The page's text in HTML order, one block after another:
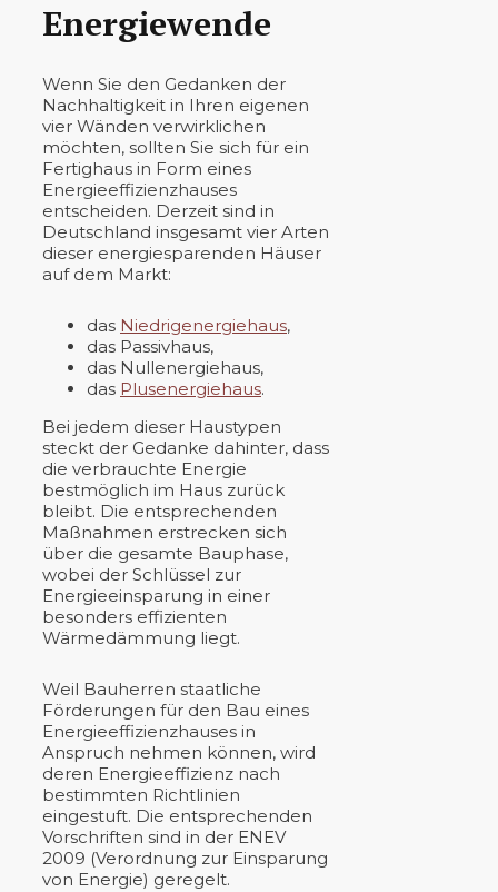
Energiewende
Wenn Sie den Gedanken der
Nachhaltigkeit in Ihren eigenen
vier Wänden verwirklichen
möchten, sollten Sie sich für ein
Fertighaus in Form eines
Energieeffizienzhauses
entscheiden. Derzeit sind in
Deutschland insgesamt vier Arten
dieser energiesparenden Häuser
auf dem Markt:
das Niedrigenergiehaus,
das Passivhaus,
das Nullenergiehaus,
das Plusenergiehaus.
Bei jedem dieser Haustypen
steckt der Gedanke dahinter, dass
die verbrauchte Energie
bestmöglich im Haus zurück
bleibt. Die entsprechenden
Maßnahmen erstrecken sich
über die gesamte Bauphase,
wobei der Schlüssel zur
Energieeinsparung in einer
besonders effizienten
Wärmedämmung liegt.
Weil Bauherren staatliche
Förderungen für den Bau eines
Energieeffizienzhauses in
Anspruch nehmen können, wird
deren Energieeffizienz nach
bestimmten Richtlinien
eingestuft. Die entsprechenden
Vorschriften sind in der ENEV
2009 (Verordnung zur Einsparung
von Energie) geregelt.